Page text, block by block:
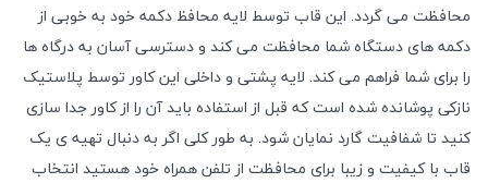
محافظت می گردد. این قاب توسط لایه محافظ دکمه خود به خوبی از
دکمه های دستگاه شما محافظت می کند و دسترسی آسان به درگاه ها
را برای شما فراهم می کند. لایه پشتی و داخلی این کاور توسط پلاستیک
نازکی پوشانده شده است که قبل از استفاده باید آن را از کاور جدا سازی
کنید تا شفافیت گارد نمایان شود. به طور کلی اگر به دنبال تهیه ی یک
قاب با کیفیت و زیبا برای محافظت از تلفن همراه خود هستید انتخاب